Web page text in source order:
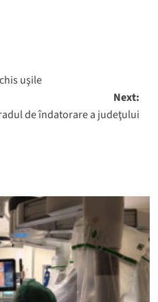
uşile
Next:
de îndatorare a judeţului